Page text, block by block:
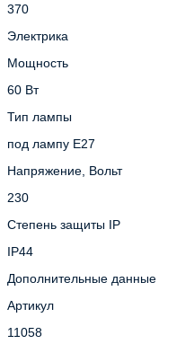
370
Электрика
Мощность
60 Вт
Тип лампы
под лампу Е27
Напряжение, Вольт
230
Степень защиты IP
IP44
Дополнительные данные
Артикул
11058